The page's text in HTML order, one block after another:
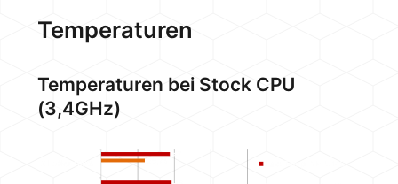
Temperaturen
Temperaturen bei Stock CPU
(3,4GHz)